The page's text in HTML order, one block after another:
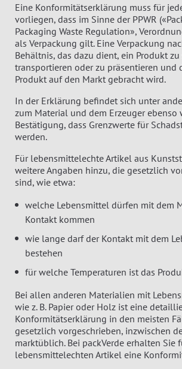
Eine Konformitätserklärung muss für
vorliegen, dass im Sinne der PPWR
Packaging Waste Regulation»,
als Verpackung gilt. Eine Verpackung
Behältnis, das dazu dient, ein Produkt zu
transportieren oder zu präsentieren und
Produkt auf den Markt gebracht wird.
In der Erklärung befindet sich unter
zum Material und dem Erzeuger ebenso
Bestätigung, dass Grenzwerte für
werden.
Für lebensmittelechte Artikel aus
weitere Angaben hinzu, die gesetzlich
sind, wie etwa:
welche Lebensmittel dürfen mit dem
Kontakt kommen
wie lange darf der Kontakt mit dem
bestehen
für welche Temperaturen ist das
Bei allen anderen Materialien mit
wie z. B. Papier oder Holz ist eine
Konformitätserklärung in den meisten
gesetzlich vorgeschrieben, inzwischen
marktüblich. Bei packVerde erhalten Sie
lebensmittelechten Artikel eine